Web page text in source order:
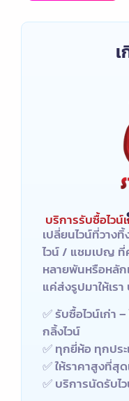
บริการรับซื้อไวน์
เปลี่ยนไวน์ที่วางทิ้
ไวน์ / แชมเปญ ที่
หลายพันหรือหลั
แค่ส่งรูปมาให้เร
✅ รับซื้อไวน์เก่า
กลิ้งไวน์
✅ ทุกยี่ห้อ ทุกปร
✅ ให้ราคาสูงที่สุ
✅ บริการนัดรับไ